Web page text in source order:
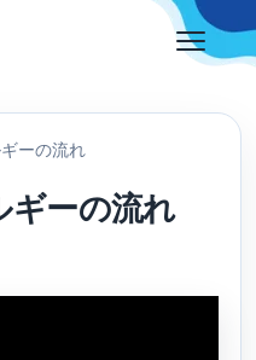
ーの流れ
ギーの流れ